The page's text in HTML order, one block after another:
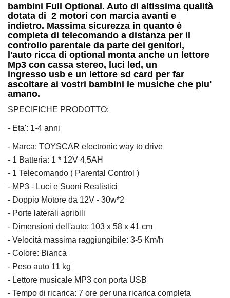
bambini Full Optional. Auto di altissima qualità
dotata di 2 motori con marcia avanti e
indietro. Massima sicurezza in quanto è
completa di telecomando a distanza per il
controllo parentale da parte dei genitori,
l'auto ricca di optional monta anche un lettore
Mp3 con cassa stereo, luci led, un
ingresso usb e un lettore sd card per far
ascoltare ai vostri bambini le musiche che piu'
amano.
SPECIFICHE PRODOTTO:
- Eta': 1-4 anni
- Marca: TOYSCAR electronic way to drive
- 1 Batteria: 1 * 12V 4,5AH
- 1 Telecomando ( Parental Control )
- MP3 - Luci e Suoni Realistici
- Doppio Motore da 12V - 30w*2
- Porte laterali apribili
- Dimensioni dell'auto: 103 x 58 x 41 cm
- Velocità massima raggiungibile: 3-5 Km/h
- Colore: Bianca
- Peso auto 11 kg
- Lettore musicale MP3 con porta USB
- Tempo di ricarica: 7 ore per una ricarica completa